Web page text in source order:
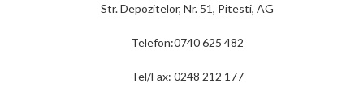
Str. Depozitelor, Nr. 51, Pitesti, AG
Telefon:0740 625 482
Tel/Fax: 0248 212 177